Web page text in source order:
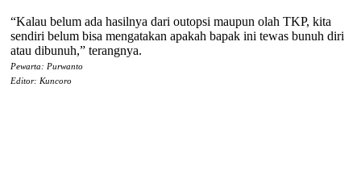
“Kalau belum ada hasilnya dari outopsi maupun olah TKP, kita
sendiri belum bisa mengatakan apakah bapak ini tewas bunuh diri
atau dibunuh,” terangnya.
Pewarta: Purwanto
Editor: Kuncoro